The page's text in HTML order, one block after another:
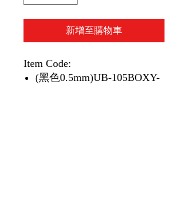
新增至購物車
Item Code:
(黑色0.5mm)UB-105BOXY-